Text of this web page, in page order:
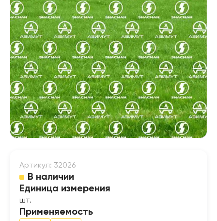
Артикул: 32026
В наличии
Единица измерения
шт.
Применяемость